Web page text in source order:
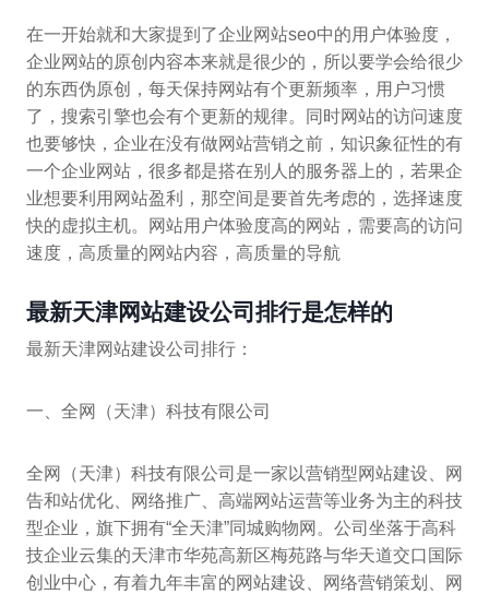
在一开始就和大家提到了企业网站seo中的用户体验度，
企业网站的原创内容本来就是很少的，所以要学会给很少
的东西伪原创，每天保持网站有个更新频率，用户习惯
了，搜索引擎也会有个更新的规律。同时网站的访问速度
也要够快，企业在没有做网站营销之前，知识象征性的有
一个企业网站，很多都是搭在别人的服务器上的，若果企
业想要利用网站盈利，那空间是要首先考虑的，选择速度
快的虚拟主机。网站用户体验度高的网站，需要高的访问
速度，高质量的网站内容，高质量的导航
最新天津网站建设公司排行是怎样的
最新天津网站建设公司排行：
一、全网（天津）科技有限公司
全网（天津）科技有限公司是一家以营销型网站建设、网
告和站优化、网络推广、高端网站运营等业务为主的科技
型企业，旗下拥有“全天津”同城购物网。公司坐落于高科
技企业云集的天津市华苑高新区梅苑路与华天道交口国际
创业中心，有着九年丰富的网站建设、网络营销策划、网